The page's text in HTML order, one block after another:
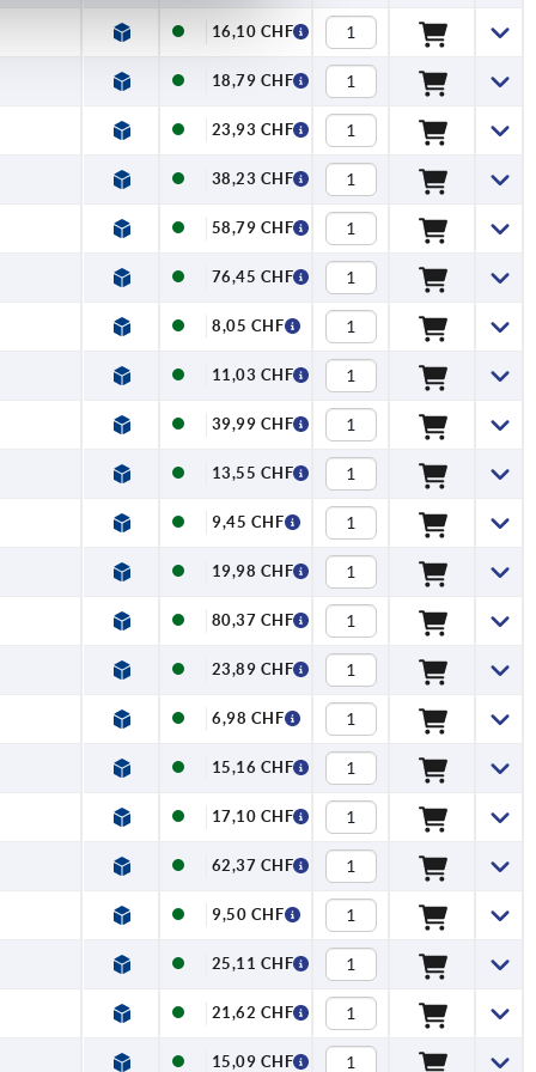
16,10 CHF
18,79 CHF
23,93 CHF
38,23 CHF
58,79 CHF
76,45 CHF
8,05 CHF
11,03 CHF
39,99 CHF
13,55 CHF
9,45 CHF
19,98 CHF
80,37 CHF
23,89 CHF
6,98 CHF
15,16 CHF
17,10 CHF
62,37 CHF
9,50 CHF
25,11 CHF
21,62 CHF
15,09 CHF